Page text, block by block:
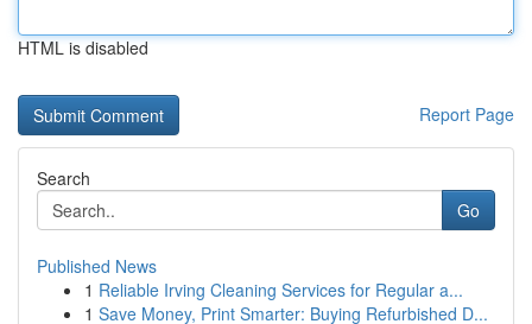
HTML is disabled
Report Page
Search
Go
Published News
1 Reliable Irving Cleaning Services for Regular a...
1 Save Money, Print Smarter: Buying Refurbished D...